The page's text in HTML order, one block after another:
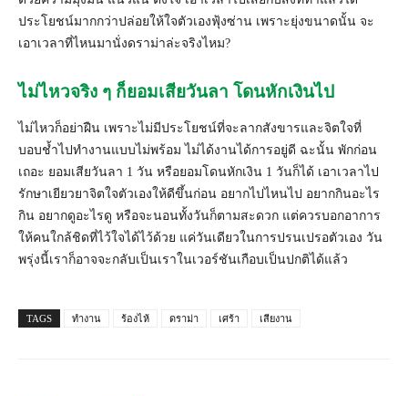
ประโยชน์มากกว่าปล่อยให้ใจตัวเองฟุ้งซ่าน เพราะยุ่งขนาดนั้น จะ
เอาเวลาที่ไหนมานั่งดราม่าล่ะจริงไหม?
ไม่ไหวจริง ๆ ก็ยอมเสียวันลา โดนหักเงินไป
ไม่ไหวก็อย่าฝืน เพราะไม่มีประโยชน์ที่จะลากสังขารและจิตใจที่
บอบช้ำไปทำงานแบบไม่พร้อม ไม่ได้งานได้การอยู่ดี ฉะนั้น พักก่อน
เถอะ ยอมเสียวันลา 1 วัน หรือยอมโดนหักเงิน 1 วันก็ได้ เอาเวลาไป
รักษาเยียวยาจิตใจตัวเองให้ดีขึ้นก่อน อยากไปไหนไป อยากกินอะไร
กิน อยากดูอะไรดู หรือจะนอนทั้งวันก็ตามสะดวก แต่ควรบอกอาการ
ให้คนใกล้ชิดที่ไว้ใจได้ไว้ด้วย แค่วันเดียวในการปรนเปรอตัวเอง วัน
พรุ่งนี้เราก็อาจจะกลับเป็นเราในเวอร์ชันเกือบเป็นปกติได้แล้ว
TAGS ทำงาน ร้องไห้ ดราม่า เศร้า เสียงาน